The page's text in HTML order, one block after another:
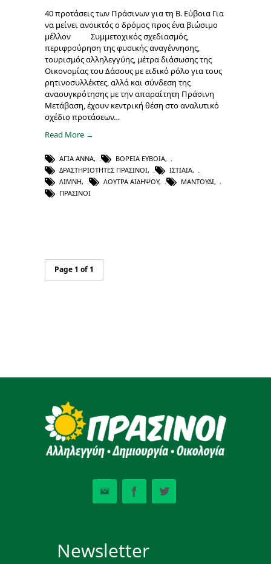
40 προτάσεις των Πράσινων για τη Β. Εύβοια Για
να μείνει ανοικτός ο δρόμος προς ένα βιώσιμο
μέλλον Συμμετοχικός σχεδιασμός,
περιφρούρηση της φυσικής αναγέννησης,
τουρισμός αλληλεγγύης, μέτρα διάσωσης της
Οικονομίας του Δάσους με ειδικό ρόλο για τους
ρητινοσυλλέκτες, αλλά και σύνδεση της
ανασυγκρότησης με την απαραίτητη Πράσινη
Μετάβαση, έχουν κεντρική θέση στο αναλυτικό
σχέδιο προτάσεων…
Read More →
ΑΓΊΑ ΆΝΝΑ, ΒΌΡΕΙΑ ΕΎΒΟΙΑ,
ΔΡΑΣΤΗΡΙΌΤΗΤΕΣ ΠΡΑΣΙΝΟΙ, ΙΣΤΙΑΊΑ,
ΛΊΜΝΗ, ΛΟΥΤΡΆ ΑΙΔΗΨΟΎ, ΜΑΝΤΟΎΔΙ,
ΠΡΆΣΙΝΟΙ
Page 1 of 1
Newsletter